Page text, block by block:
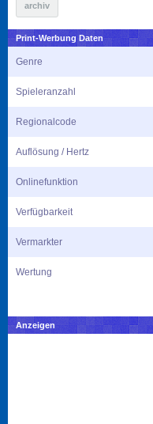
archiv
Print-Werbung Daten
Genre
Spieleranzahl
Regionalcode
Auflösung / Hertz
Onlinefunktion
Verfügbarkeit
Vermarkter
Wertung
Anzeigen